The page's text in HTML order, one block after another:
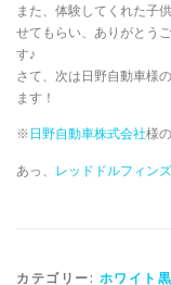
また、体験してくれた子
せてもらい、ありがとう
す♪
さて、次は日野自動車様
ます！
※日野自動車株式会社様
あっ、 レッドドルフィンズ
カテゴリー: ホワイト